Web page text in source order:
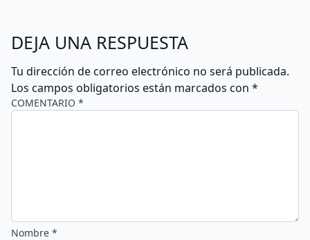
DEJA UNA RESPUESTA
Tu dirección de correo electrónico no será publicada.
Los campos obligatorios están marcados con *
COMENTARIO *
Nombre *